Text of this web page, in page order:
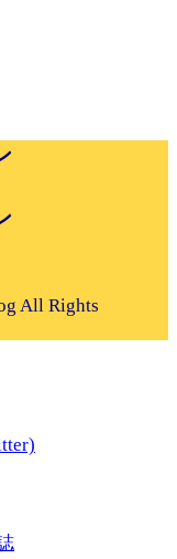
All Rights